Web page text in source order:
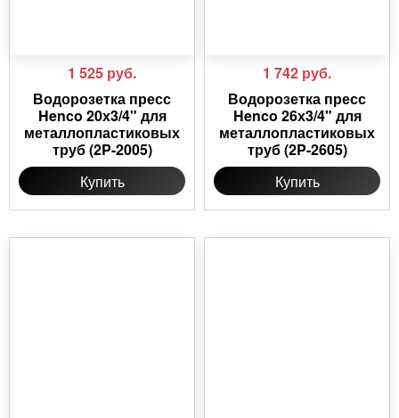
1 525 руб.
Водорозетка пресс
Henco 20х3/4" для
металлопластиковых
труб (2P-2005)
Купить
1 742 руб.
Водорозетка пресс
Henco 26х3/4" для
металлопластиковых
труб (2P-2605)
Купить